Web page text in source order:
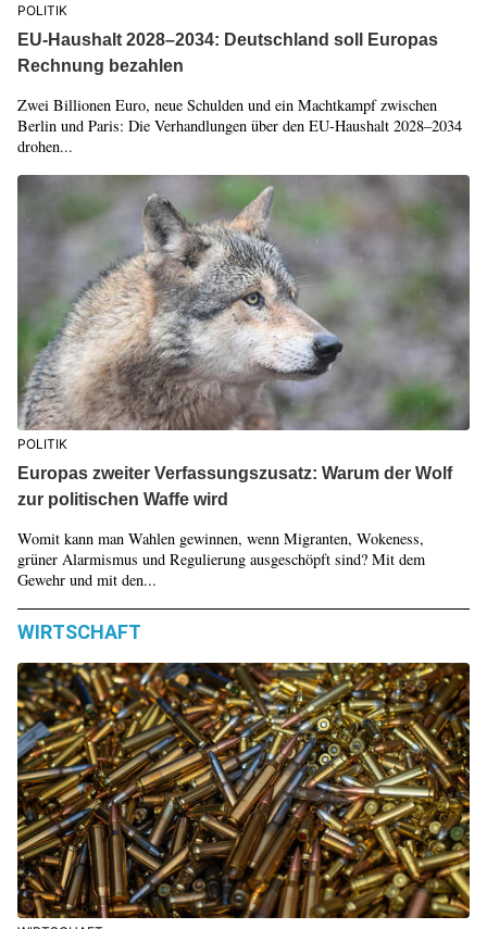
POLITIK
EU-Haushalt 2028–2034: Deutschland soll Europas
Rechnung bezahlen
Zwei Billionen Euro, neue Schulden und ein Machtkampf zwischen
Berlin und Paris: Die Verhandlungen über den EU-Haushalt 2028–2034
drohen...
POLITIK
Europas zweiter Verfassungszusatz: Warum der Wolf
zur politischen Waffe wird
Womit kann man Wahlen gewinnen, wenn Migranten, Wokeness,
grüner Alarmismus und Regulierung ausgeschöpft sind? Mit dem
Gewehr und mit den...
WIRTSCHAFT